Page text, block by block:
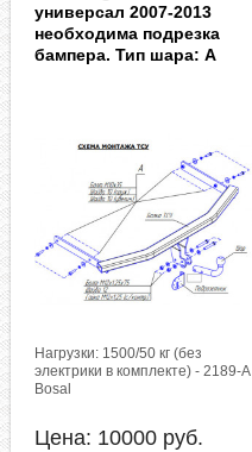
универсал 2007-2013
необходима подрезка
бампера. Тип шара: A
Нагрузки: 1500/50 кг (без
электрики в комплекте) - 2189-A
Bosal
Цена: 10000 руб.